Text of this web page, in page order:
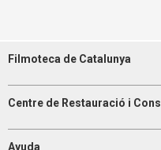
Filmoteca de Catalunya
Centre de Restauració i
Ayuda